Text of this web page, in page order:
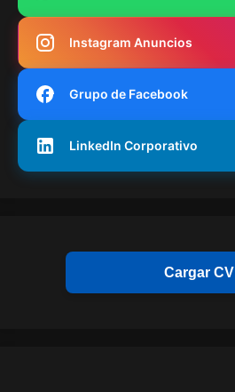
Instagram Anuncios
Grupo de Facebook
LinkedIn Corporativo
Cargar CV